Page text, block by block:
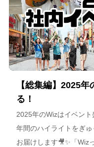
【総集編】2025
る！
2025年のWizはイベン
年間のハイライトをぎ
お届けします🎥✨「Wiz